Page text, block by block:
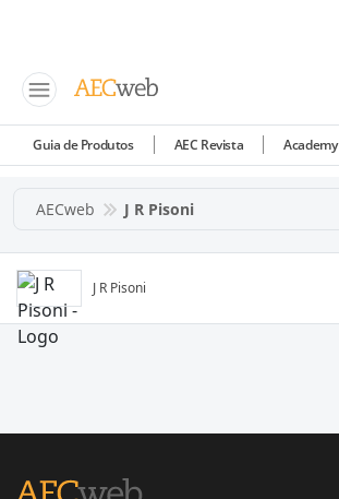
Guia de Produtos AEC Revista Academy
AECweb J R Pisoni
J R Pisoni